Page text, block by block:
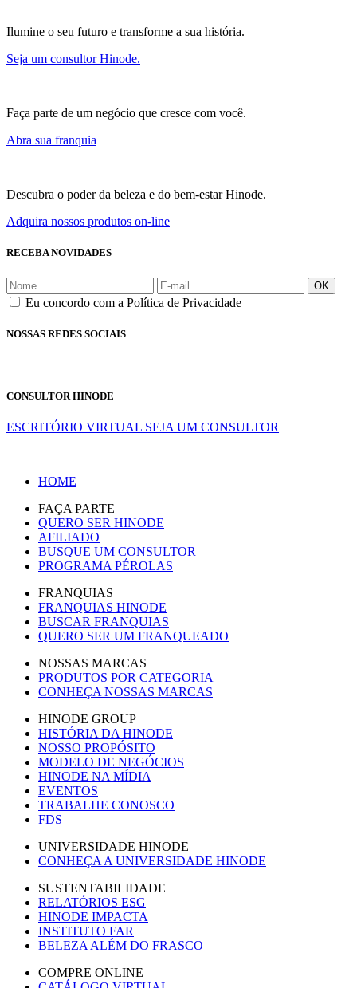
Ilumine o seu futuro e transforme a sua história.
Seja um consultor Hinode.
Faça parte de um negócio que cresce com você.
Abra sua franquia
Descubra o poder da beleza e do bem-estar Hinode.
Adquira nossos produtos on-line
RECEBA NOVIDADES
OK
Eu concordo com a Política de Privacidade
NOSSAS REDES SOCIAIS
CONSULTOR HINODE
ESCRITÓRIO VIRTUAL SEJA UM CONSULTOR
HOME
FAÇA PARTE
QUERO SER HINODE
AFILIADO
BUSQUE UM CONSULTOR
PROGRAMA PÉROLAS
FRANQUIAS
FRANQUIAS HINODE
BUSCAR FRANQUIAS
QUERO SER UM FRANQUEADO
NOSSAS MARCAS
PRODUTOS POR CATEGORIA
CONHEÇA NOSSAS MARCAS
HINODE GROUP
HISTÓRIA DA HINODE
NOSSO PROPÓSITO
MODELO DE NEGÓCIOS
HINODE NA MÍDIA
EVENTOS
TRABALHE CONOSCO
FDS
UNIVERSIDADE HINODE
CONHEÇA A UNIVERSIDADE HINODE
SUSTENTABILIDADE
RELATÓRIOS ESG
HINODE IMPACTA
INSTITUTO FAR
BELEZA ALÉM DO FRASCO
COMPRE ONLINE